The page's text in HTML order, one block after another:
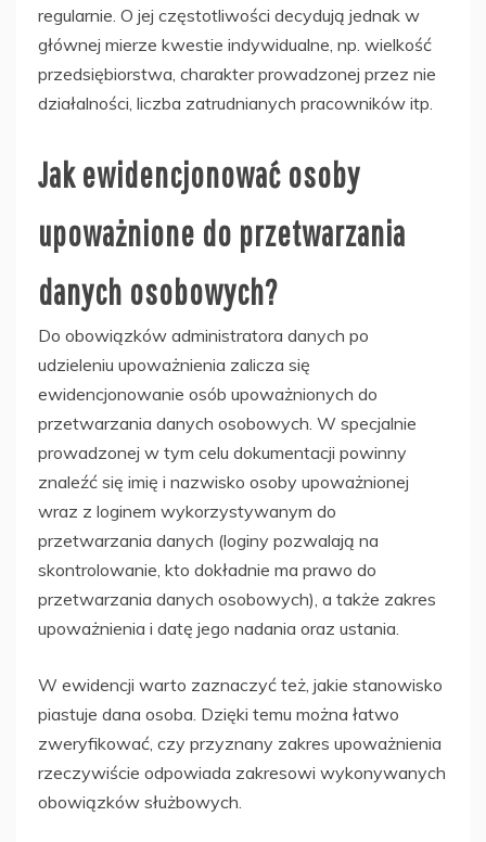
regularnie. O jej częstotliwości decydują jednak w
głównej mierze kwestie indywidualne, np. wielkość
przedsiębiorstwa, charakter prowadzonej przez nie
działalności, liczba zatrudnianych pracowników itp.
Jak ewidencjonować osoby
upoważnione do przetwarzania
danych osobowych?
Do obowiązków administratora danych po
udzieleniu upoważnienia zalicza się
ewidencjonowanie osób upoważnionych do
przetwarzania danych osobowych. W specjalnie
prowadzonej w tym celu dokumentacji powinny
znaleźć się imię i nazwisko osoby upoważnionej
wraz z loginem wykorzystywanym do
przetwarzania danych (loginy pozwalają na
skontrolowanie, kto dokładnie ma prawo do
przetwarzania danych osobowych), a także zakres
upoważnienia i datę jego nadania oraz ustania.
W ewidencji warto zaznaczyć też, jakie stanowisko
piastuje dana osoba. Dzięki temu można łatwo
zweryfikować, czy przyznany zakres upoważnienia
rzeczywiście odpowiada zakresowi wykonywanych
obowiązków służbowych.